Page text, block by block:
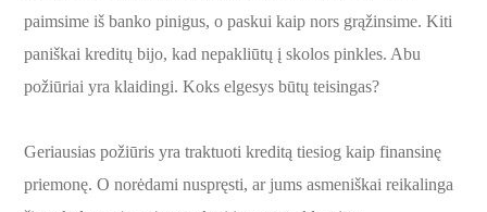
paimsime iš banko pinigus, o paskui kaip nors grąžinsime. Kiti
paniškai kreditų bijo, kad nepakliūtų į skolos pinkles. Abu
požiūriai yra klaidingi. Koks elgesys būtų teisingas?
Geriausias požiūris yra traktuoti kreditą tiesiog kaip finansinę
priemonę. O norėdami nuspręsti, ar jums asmeniškai reikalinga